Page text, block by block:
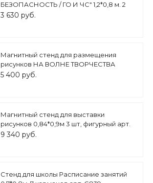
БЕЗОПАСНОСТЬ / ГО И ЧС" 1,2*0,8 м. 2
кармана арт.3644
3 630 руб.
Магнитный стенд для размещения
рисунков НА ВОЛНЕ ТВОРЧЕСТВА
1,5*0,8м арт. 5006
5 400 руб.
Магнитный стенд для выставки
рисунков 0,84*0,9м 3 шт, фигурный арт.
4895
9 340 руб.
Стенд для школы Расписание занятий